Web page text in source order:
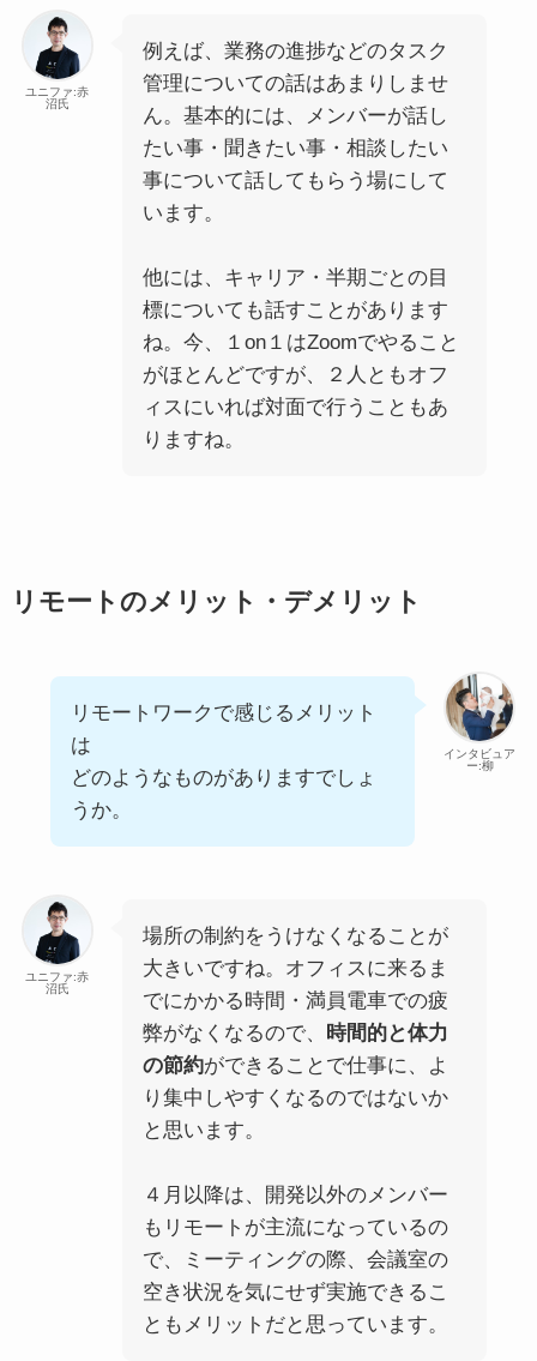
ユニファ:赤
沼氏
例えば、業務の進捗などのタスク
管理についての話はあまりしませ
ん。基本的には、メンバーが話し
たい事・聞きたい事・相談したい
事について話してもらう場にして
います。
他には、キャリア・半期ごとの目
標についても話すことがあります
ね。今、１on１はZoomでやること
がほとんどですが、２人ともオフ
ィスにいれば対面で行うこともあ
りますね。
リモートのメリット・デメリット
インタビュア
ー:柳
リモートワークで感じるメリット
は
どのようなものがありますでしょ
うか。
ユニファ:赤
沼氏
場所の制約をうけなくなることが
大きいですね。オフィスに来るま
でにかかる時間・満員電車での疲
弊がなくなるので、 時間的と体力
の節約ができることで仕事に、よ
り集中しやすくなるのではないか
と思います。
４月以降は、開発以外のメンバー
もリモートが主流になっているの
で、ミーティングの際、会議室の
空き状況を気にせず実施できるこ
ともメリットだと思っています。